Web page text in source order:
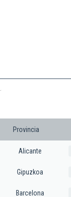
Provincia
Alicante
Gipuzkoa
Barcelona